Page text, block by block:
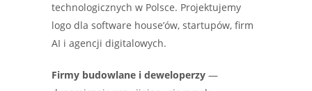
technologicznych w Polsce. Projektujemy
logo dla software house’ów, startupów, firm
AI i agencji digitalowych.
Firmy budowlane i deweloperzy —